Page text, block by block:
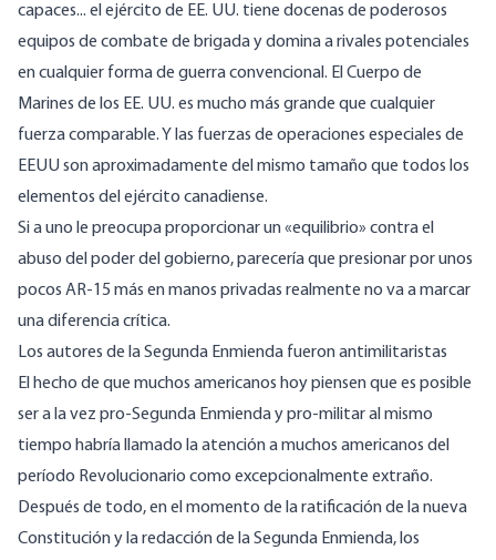
capaces... el ejército de EE. UU. tiene docenas de poderosos
equipos de combate de brigada y domina a rivales potenciales
en cualquier forma de guerra convencional. El Cuerpo de
Marines de los EE. UU. es mucho más grande que cualquier
fuerza comparable. Y las fuerzas de operaciones especiales de
EEUU son aproximadamente del mismo tamaño que todos los
elementos del ejército canadiense.
Si a uno le preocupa proporcionar un «equilibrio» contra el
abuso del poder del gobierno, parecería que presionar por unos
pocos AR-15 más en manos privadas realmente no va a marcar
una diferencia crítica.
Los autores de la Segunda Enmienda fueron antimilitaristas
El hecho de que muchos americanos hoy piensen que es posible
ser a la vez pro-Segunda Enmienda y pro-militar al mismo
tiempo habría llamado la atención a muchos americanos del
período Revolucionario como excepcionalmente extraño.
Después de todo, en el momento de la ratificación de la nueva
Constitución y la redacción de la Segunda Enmienda, los